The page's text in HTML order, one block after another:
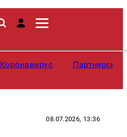
Коронавирус
08.07.2026, 13:36